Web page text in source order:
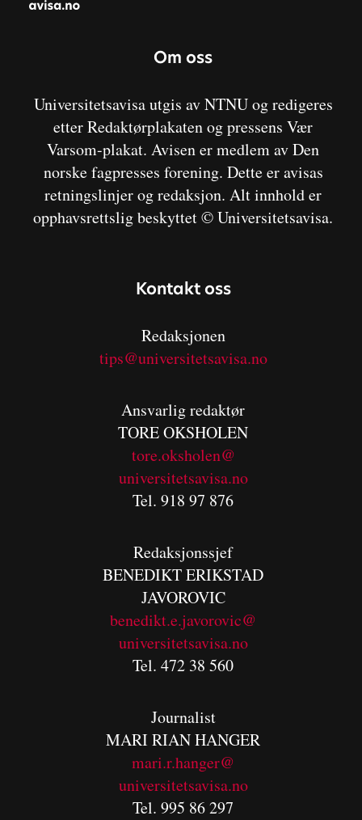
Om oss
Universitetsavisa utgis av NTNU og redigeres
etter Redaktørplakaten og pressens Vær
Varsom-plakat. Avisen er medlem av Den
norske fagpresses forening. Dette er avisas
retningslinjer og redaksjon. Alt innhold er
opphavsrettslig beskyttet © Universitetsavisa.
Kontakt oss
Redaksjonen
tips@universitetsavisa.no
Ansvarlig redaktør
TORE OKSHOLEN
tore.oksholen@
universitetsavisa.no
Tel. 918 97 876
Redaksjonssjef
BENEDIKTERIKSTAD
JAVOROVIC
benedikt.e.javorovic@
universitetsavisa.no
Tel. 472 38 560
Journalist
MARI RIAN HANGER
mari.r.hanger@
universitetsavisa.no
Tel. 995 86 297